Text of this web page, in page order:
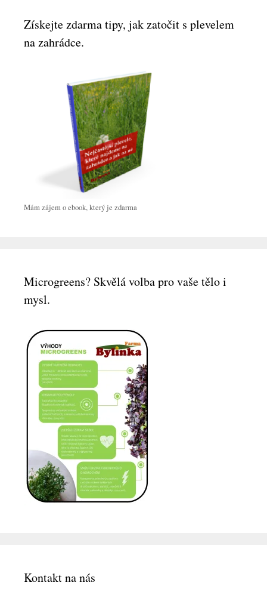
Získejte zdarma tipy, jak zatočit s plevelem
na zahrádce.
Mám zájem o ebook, který je zdarma
Microgreens? Skvělá volba pro vaše tělo i
mysl.
Kontakt na nás